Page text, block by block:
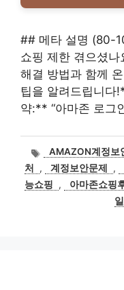
## 메타 설명 (80-
쇼핑 제한 겪으셨
해결 방법과 함께
팁을 알려드립니
약:** “아마존 로그
태
그
AMAZON계정보
처
, 계정보안문제 ,
능쇼핑
, 아마존쇼핑
일